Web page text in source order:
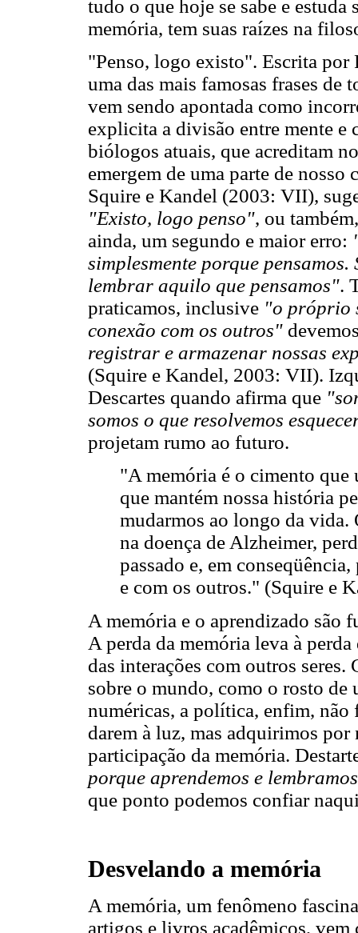
tudo o que hoje se sabe e estuda
memória, tem suas raízes na
"Penso, logo existo". Escrita por
uma das mais famosas frases de
vem sendo apontada como
explicita a divisão entre mente e
biólogos atuais, que acreditam
emergem de uma parte de
Squire e Kandel (2003: VII),
"Existo, logo penso", ou
ainda, um segundo e maior erro:
simplesmente porque
lembrar aquilo que pensamos".
praticamos, inclusive "o próprio
conexão com os outros"
registrar e armazenar nossas
(Squire e Kandel, 2003: VII).
Descartes quando afirma que
somos o que resolvemos
projetam rumo ao futuro.
"A memória é o cimento que
que mantém nossa história
mudarmos ao longo da vida.
na doença de Alzheimer,
passado e, em
e com os outros." (Squire e
A memória e o aprendizado são
A perda da memória leva à
das interações com outros seres.
sobre o mundo, como o rosto
numéricas, a política, enfim, não
darem à luz, mas adquirimos
participação da memória.
porque aprendemos e
que ponto podemos confiar
Desvelando a memória
A memória, um fenômeno
artigos e livros acadêmicos,